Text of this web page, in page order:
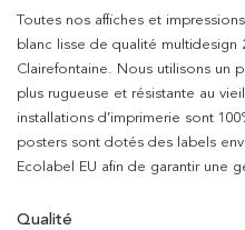
Toutes nos affiches et
blanc lisse de qualité
Clairefontaine. Nous utilisons un
plus rugueuse et résistante au
installations d’imprimerie sont
posters sont dotés des labels
Ecolabel EU afin de garantir une
Qualité